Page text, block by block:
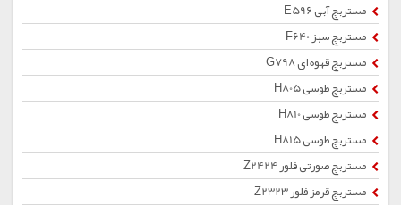
مستربچ آبی E596
مستربچ سبز F640
مستربچ قهوه ای G798
مستربچ طوسی H805
مستربچ طوسی H810
مستربچ طوسی H815
مستربچ صورتی فلور Z2424
مستربچ قرمز فلور Z2323